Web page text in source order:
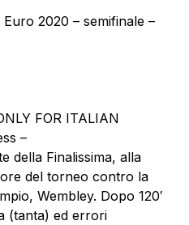
2020 – semifinale –
FOR ITALIAN
–
della Finalissima, alla
del torneo contro la
Wembley. Dopo 120′
(tanta) ed errori